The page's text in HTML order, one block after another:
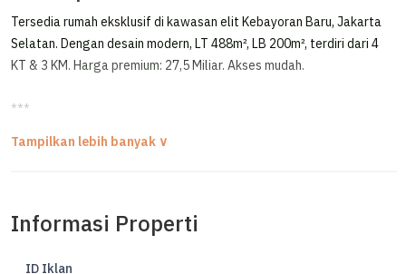
Tersedia rumah eksklusif di kawasan elit Kebayoran Baru, Jakarta
Selatan. Dengan desain modern, LT 488m², LB 200m², terdiri dari 4
KT & 3 KM. Harga premium: 27,5 Miliar. Akses mudah.
***
FOR SALE / DIJUAL RUMAH TERAWAT PRIME AREA
KEBAYORAN BARU - JAKARTA SELATAN
POSISI HOEK, JALAN LEBAR, LOKASI STRATEGIS
Informasi Properti
ID Iklan